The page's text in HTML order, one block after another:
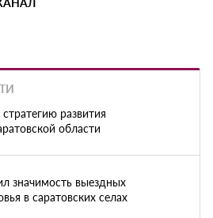
развития
области
значимость выездных
в саратовских селах